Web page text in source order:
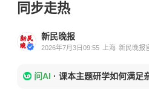
同步走热
新民晚报
2026年7月3日09:55 上海 新民晚报
问AI · 课本主题研学如何满足